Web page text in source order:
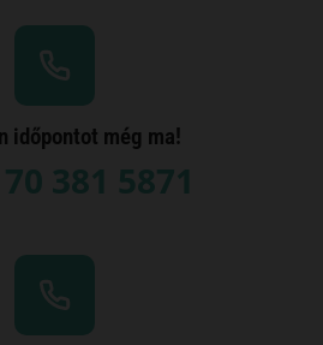
időpontot még ma!
381 5871